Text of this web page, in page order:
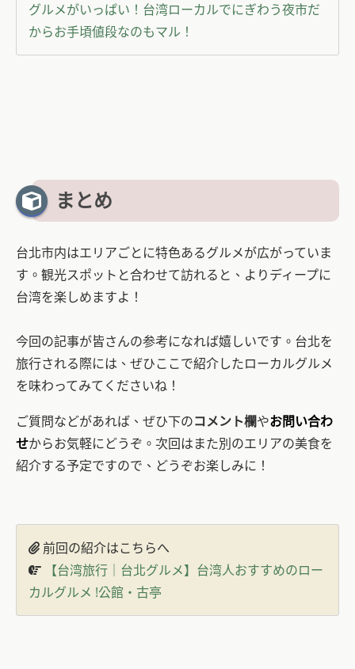
グルメがいっぱい！台湾ローカルでにぎわう夜市だ
からお手頃値段なのもマル！
まとめ
台北市内はエリアごとに特色あるグルメが広がっていま
す。観光スポットと合わせて訪れると、よりディープに
台湾を楽しめますよ！
今回の記事が皆さんの参考になれば嬉しいです。台北を
旅行される際には、ぜひここで紹介したローカルグルメ
を味わってみてくださいね！
ご質問などがあれば、ぜひ下のコメント欄やお問い合わ
せからお気軽にどうぞ。次回はまた別のエリアの美食を
紹介する予定ですので、どうぞお楽しみに！
前回の紹介はこちらへ
【台湾旅行｜台北グルメ】台湾人おすすめのロー
カルグルメ !公館・古亭